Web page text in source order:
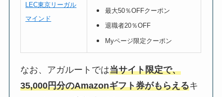
LEC東京リーガル
マインド
最大50％OFFクーポン
退職者20％OFF
Myページ限定クーポン
なお、アガルートでは当サイト限定で、
35,000円分のAmazonギフト券がもらえるキ